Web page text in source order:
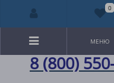
8 (800)
МЕНЮ
0